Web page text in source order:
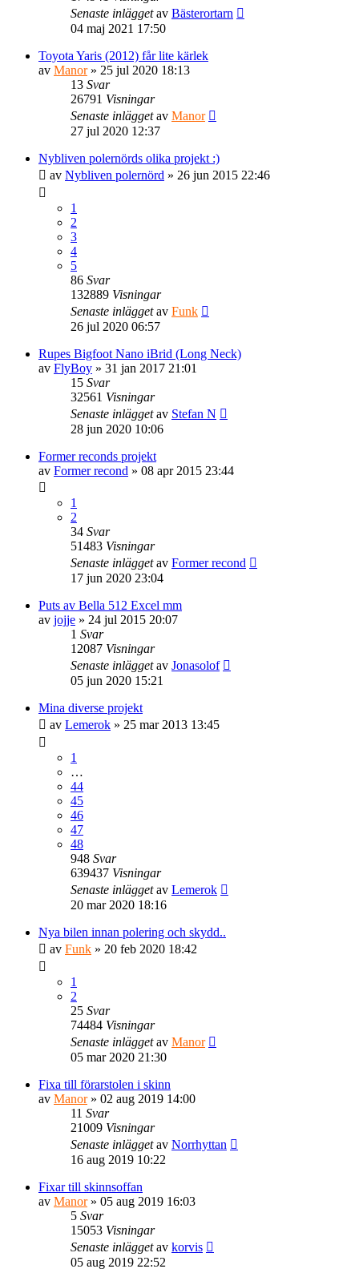
Senaste inläggetav Bästerortarn
04 maj 2021 17:50
Toyota Yaris (2012) får lite kärlek
av Manor» 25 jul 2020 18:13
13 Svar
26791 Visningar
Senaste inläggetav Manor
27 jul 2020 12:37
Nybliven polernörds olika projekt :)
av Nybliven polernörd » 26 jun 2015 22:46
1
2
3
4
5
86 Svar
132889 Visningar
Senaste inläggetav Funk
26 jul 2020 06:57
Rupes Bigfoot Nano iBrid (Long Neck)
av FlyBoy » 31 jan 2017 21:01
15 Svar
32561 Visningar
Senaste inläggetav Stefan N
28 jun 2020 10:06
Former reconds projekt
av Former recond » 08 apr 2015 23:44
1
2
34 Svar
51483 Visningar
Senaste inläggetav Former recond
17 jun 2020 23:04
Puts av Bella 512 Excel mm
av jojje » 24 jul 2015 20:07
1 Svar
12087 Visningar
Senaste inläggetav Jonasolof
05 jun 2020 15:21
Mina diverse projekt
av Lemerok » 25 mar 2013 13:45
1
…
44
45
46
47
48
948 Svar
639437 Visningar
Senaste inläggetav Lemerok
20 mar 2020 18:16
Nya bilen innan polering och skydd..
av Funk » 20 feb 2020 18:42
1
2
25 Svar
74484 Visningar
Senaste inläggetav Manor
05 mar 2020 21:30
Fixa till förarstolen i skinn
av Manor» 02 aug 2019 14:00
11 Svar
21009 Visningar
Senaste inläggetav Norrhyttan
16 aug 2019 10:22
Fixar till skinnsoffan
av Manor» 05 aug 2019 16:03
5 Svar
15053 Visningar
Senaste inläggetav korvis
05 aug 2019 22:52